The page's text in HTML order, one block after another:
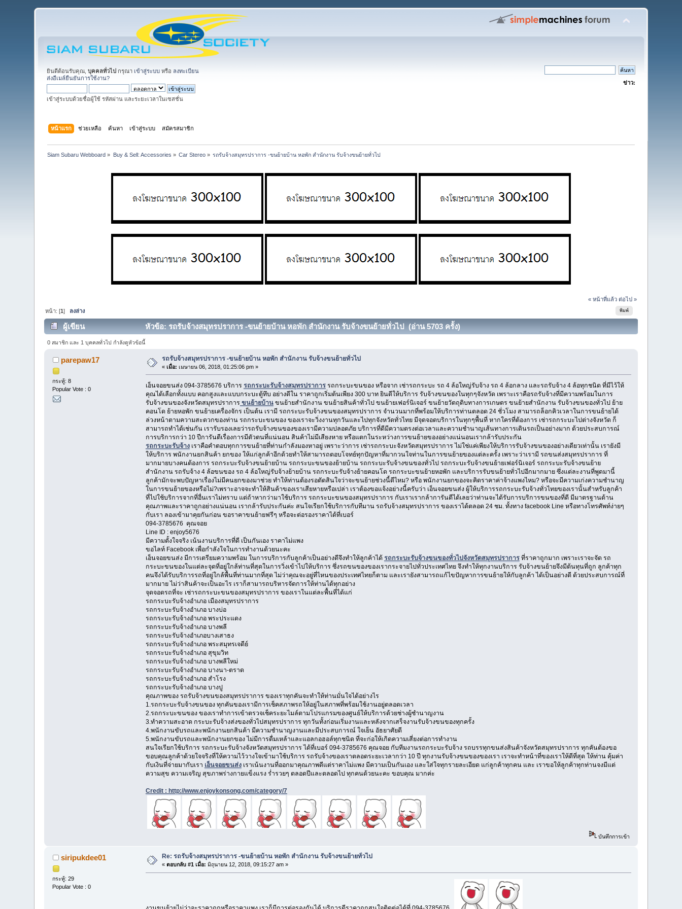
ยินดีต้อนรับคุณ,บุคคลทั่วไป กรุณา เข้าสู่ระบบ หรือ ลงทะเบียน
ส่งอีเมล์ยืนยันการใช้งาน?
เข้าสู่ระบบด้วยชื่อผู้ใช้ รหัสผ่าน และระยะเวลาในเซสชั่น
ข่าว:
หน้าแรก ช่วยเหลือ ค้นหา เข้าสู่ระบบ สมัครสมาชิก
Siam Subaru Webboard » Buy & Sell: Accessories » Car Stereo » รถรับจ้างสมุทรปราการ -ขนย้ายบ้าน หอพัก สำนักงาน รับจ้างขนย้ายทั่วไป
« หน้าที่แล้ว ต่อไป »
พิมพ์
หน้า: [1] ลงล่าง
ผู้เขียน หัวข้อ: รถรับจ้างสมุทรปราการ -ขนย้ายบ้าน หอพัก สำนักงาน รับจ้างขนย้ายทั่วไป (อ่าน 5703 ครั้ง)
0 สมาชิก และ 1 บุคคลทั่วไป กำลังดูหัวข้อนี้
parepaw17
กระทู้: 8
Popular Vote : 0
รถรับจ้างสมุทรปราการ -ขนย้ายบ้าน หอพัก สำนักงาน รับจ้างขนย้ายทั่วไป
«เมื่อ: เมษายน 06, 2018, 01:25:06 pm »
เอ็นจอยขนส่ง 094-3785676 บริการ รถกระบะรับจ้างสมุทรปราการรถกระบะขนของ หรือจาก เช่ารถกระบะ รถ 4 ล้อใหญ่รับจ้าง รถ 4 ล้อกลาง และรถรับจ้าง 4 ล้อทุกชนิด ที่มีไว้ให้
คุณได้เลือกทั้งแบบ คอกสูงและแบบกระบะตู้ทึบ อย่างดีใน ราคาถูกเริ่มต้นเพียง 300 บาท ยินดีให้บริการ รับจ้างขนของในทุกๆจังหวัด เพราะเราคือรถรับจ้างที่มีความพร้อมในการ
รับจ้างขนของจังหวัดสมุทรปราการขนย้ายบ้านขนย้ายสำนักงาน ขนย้ายสินค้าทั่วไป ขนย้ายเฟอร์นิเจอร์ ขนย้ายวัตถุดิบทางการเกษตร ขนย้ายสำนักงาน รับจ้างขนของทั่วไป ย้าย
คอนโด ย้ายหอพัก ขนย้ายเครื่องจักร เป็นต้น เรามี รถกระบะรับจ้างขนของสมุทรปราการ จำนวนมากที่พร้อมให้บริการท่านตลอด 24 ชั่วโมง สามารถล็อกคิวเวลาในการขนย้ายได้
ล่วงหน้าตามความสะดวกของท่าน รถกระบะขนของ ของเราจะวิ่งงานทุกวันและไปทุกจังหวัดทั่วไทย มีจุดจอดบริการในทุกๆพื้นที่ หากใครที่ต้องการ เช่ารถกระบะไปต่างจังหวัด ก็
สามารถทำได้เช่นกัน เรารับรองเลยว่ารถรับจ้างขนของของเรามีความปลอดภัย บริการที่ดีมีความตรงต่อเวลาและความชำนาญเส้นทางการเดินรถเป็นอย่างมาก ด้วยประสบการณ์
การบริการกว่า 10 ปีการันตีเรื่องการมีตัวตนที่แน่นอน สินค้าไม่มีเสียงหาย หรือแตกในระหว่างการขนย้ายของอย่างแน่นอนเรากล้ารับประกัน
รถกระบะรับจ้างเราคือคำตอบทุกการขนย้ายที่ท่านกำลังมองหาอยู่ เพราะว่าการ เช่ารถกระบะจังหวัดสมุทรปราการ ไม่ใช่แค่เพียงให้บริการรับจ้างขนของอย่างเดียวเท่านั้น เรายังมี
ให้บริการ พนักงานยกสินค้า ยกของ ให้แก่ลูกค้าอีกด้วยทําให้สามารถตอบโจทย์ทุกปัญหาที่มากวนใจท่านในการขนย้ายของแต่ละครั้ง เพราะว่าเรามี รถขนส่งสมุทรปราการ ที่
มากมายบางคนต้องการ รถกระบะรับจ้างขนย้ายบ้าน รถกระบะขนของย้ายบ้าน รถกระบะรับจ้างขนของทั่วไป รถกระบะรับจ้างขนย้ายเฟอร์นิเจอร์ รถกระบะรับจ้างขนย้าย
สำนักงาน รถรับจ้าง 4 ล้อขนของ รถ 4 ล้อใหญ่รับจ้างย้ายบ้าน รถกระบะรับจ้างย้ายคอนโด รถกระบะขนย้ายหอพัก และบริการรับขนย้ายทั่วไปอีกมากมาย ซึ่งแต่ละงานที่พูดมานี้
ลูกค้ามักจะพบปัญหาเรื่องไม่มีคนยกของมาช่วย ทำให้ท่านต้องรอตัดสินใจว่าจะขนย้ายช่วงนี้ดีไหม? หรือ พนักงานยกของจะคิดราคาค่าจ้างแพงไหม? หรือจะมีความเก่งความชำนาญ
ในการขนย้ายของหรือไม่?เพราะอาจจะทำให้สินค้าของเราเสียหายหรือเปล่า เราต้องขอแจ้งอย่างนี้ครับว่า เอ็นจอยขนส่ง ผู้ให้บริการรถกระบะรับจ้างทั่วไทยของเรานั้นสำหรับลูกค้า
ที่ไปใช้บริการจากที่อื่นเราไม่ทราบ แต่ถ้าหากว่ามาใช้บริการ รถกระบะขนของสมุทรปราการ กับเราเรากล้าการันตีได้เลยว่าท่านจะได้รับการบริการขนของที่ดี มีมาตรฐานด้าน
คุณภาพและราคาถูกอย่างแน่นอน เรากล้ารับประกันค่ะ สนใจเรียกใช้บริการกับทีมาน รถรับจ้างสมุทรปราการ ของเราได้ตลอด 24 ชม. ทั้งทาง facebook Line หรือทางโทรศัพท์ง่ายๆ
กับเรา ลองเข้ามาคุยกันก่อน ขอราคาขนย้ายฟรีๆ หรือจะต่อรองราคาได้ที่เบอร์
094-3785676 คุณจอย
Line ID : enjoy5676
มีความตั้งใจจริง เน้นงานบริการที่ดี เป็นกันเอง ราคาไม่แพง
ขอไลท์ Facebook เพื่อกำลังใจในการทำงานด้วยนะคะ
เอ็นจอยขนส่ง มีการเตรียมความพร้อม ในการบริการกับลูกค้าเป็นอย่างดีจึงทำให้ลูกค้าได้ รถกระบะรับจ้างขนของทั่วไปจังหวัดสมุทรปราการที่ราคาถูกมาก เพราะเราจะจัด รถ
กระบะขนของในแต่ละจุดที่อยู่ใกล้ท่านที่สุดในการวิ่งเข้าไปให้บริการ ซึ่งรถขนของของเรากระจายไปทั่วประเทศไทย จึงทำให้ทุกงานบริการ รับจ้างขนย้ายจึงมีต้นทุนที่ถูก ลูกค้าทุก
คนจึงได้รับบริการรถที่อยู่ใกล้พื้นที่ท่านมากที่สุด ไม่ว่าคุณจะอยู่ที่ไหนของประเทศไทยก็ตาม และเรายังสามารถแก้ไขปัญหาการขนย้ายให้กับลูกค้า ได้เป็นอย่างดี ด้วยประสบการณ์ที่
มากมาย ไม่ว่าสินค้าจะเป็นอะไร เราก็สามารถบริหารจัดการให้ท่านได้ทุกอย่าง
จุดจอดรถที่จะ เช่ารถกระบะขนของสมุทรปราการ ของเราในแต่ละพื้นที่ได้แก่
รถกระบะรับจ้างอำเภอ เมืองสมุทรปราการ
รถกระบะรับจ้างอำเภอ บางบ่อ
รถกระบะรับจ้างอำเภอ พระประแดง
รถกระบะรับจ้างอำเภอ บางพลี
รถกระบะรับจ้างอำเภอบางเสาธง
รถกระบะรับจ้างอำเภอ พระสมุทรเจดีย์
รถกระบะรับจ้างอำเภอ สุขุมวิท
รถกระบะรับจ้างอำเภอ บางพลีใหม่
รถกระบะรับจ้างอำเภอ บางนา-ตราด
รถกระบะรับจ้างอำเภอ สำโรง
รถกระบะรับจ้างอำเภอ บางปู
คุณภาพของ รถรับจ้างขนของสมุทรปราการ ของเราทุกคันจะทำให้ท่านมั่นใจได้อย่างไร
1.รถกระบะรับจ้างขนของ ทุกคันของเรามีการเช็คสภาพรถให้อยู่ในสภาพที่พร้อมใช้งานอยู่ตลอดเวลา
2.รถกระบะขนของ ของเราทำการเข้าตรวจเช็คระยะไมล์ตามโปรแกรมของศูนย์ให้บริการด้วยช่างผู้ชำนาญงาน
3.ทำความสะอาด กระบะรับจ้างส่งของทั่วไปสมุทรปราการ ทุกวันทั้งก่อนเริ่มงานและหลังจากเสร็จงานรับจ้างขนของทุกครั้ง
4.พนักงานขับรถและพนักงานยกสินค้า มีความชำนาญงานและมีประสบการณ์ ใจเย็น อัธยาศัยดี
5.พนักงานขับรถและพนักงานยกของ ไม่มีการดื่มเหล้าและแอลกอฮอล์ทุกชนิด ที่จะก่อให้เกิดความเสี่ยงต่อการทำงาน
สนใจเรียกใช้บริการ รถกระบะรับจ้างจังหวัดสมุทรปราการ ได้ที่เบอร์ 094-3785676 คุณจอย กับทีมงานรถกระบะรับจ้าง รถบรรทุกขนส่งสินค้าจังหวัดสมุทรปราการ ทุกคันต้องขอ
ขอบคุณลูกค้าด้วยใจจริงที่ให้ความไว้วางใจเข้ามาใช้บริการ รถรับจ้างของเราตลอดระยะเวลากว่า 10 ปี ทุกงานรับจ้างขนของของเรา เราจะทำหน้าที่ของเราให้ดีที่สุด ให้ท่าน คุ้มค่า
กับเงินที่จ่ายมากับเรา เอ็นจอยขนส่งเราเน้นงานที่ออกมาคุณภาพดีแต่ราคาไม่แพง มีความเป็นกันเอง และใส่ใจทุกรายละเอียด แก่ลูกค้าทุกคน และ เราขอให้ลูกค้าทุกท่านจงมีแต่
ความสุข ความเจริญ สุขภาพร่างกายแข็งแรง ร่ำรวยๆ ตลอดปีและตลอดไป ทุกคนด้วยนะคะ ขอบคุณ มากค่ะ
Credit : http://www.enjoykonsong.com/category/7
บันทึกการเข้า
siripukdee01
กระทู้: 29
Popular Vote : 0
Re: รถรับจ้างสมุทรปราการ -ขนย้ายบ้าน หอพัก สำนักงาน รับจ้างขนย้ายทั่วไป
«ตอบกลับ #1 เมื่อ: มิถุนายน 12, 2018, 09:15:27 am »